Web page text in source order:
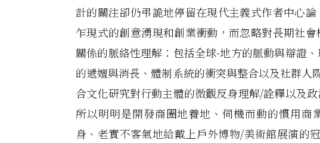
計的關注卻仍弔詭地停留在現代主義式作者中心
乍現式的創意湧現和創業衝動，而忽略對長期社
關係的脈絡性理解：包括全球-地方的脈動與辯證
的遞嬗與消長、體制系統的衝突與整合以及社群人
合文化研究對行動主體的微觀反身理解/詮釋以及
所以明明是開發商圈地養地、伺機而動的慣用商
身、老實不客氣地給戴上戶外博物/美術館展演的